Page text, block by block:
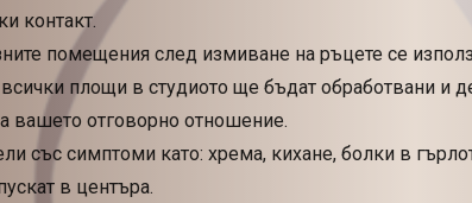
контакт.
помещения след измиване на ръцете се
всички площи в студиото ще бъдат обработвани и
вашето отговорно отношение.
със симптоми като: хрема, кихане, болки в
в центъра.